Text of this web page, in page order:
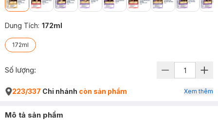
Dung Tích: 172ml
172ml
Số lượng:
223/337 Chi nhánh còn sản phẩm Xem thêm
Mô tả sản phẩm